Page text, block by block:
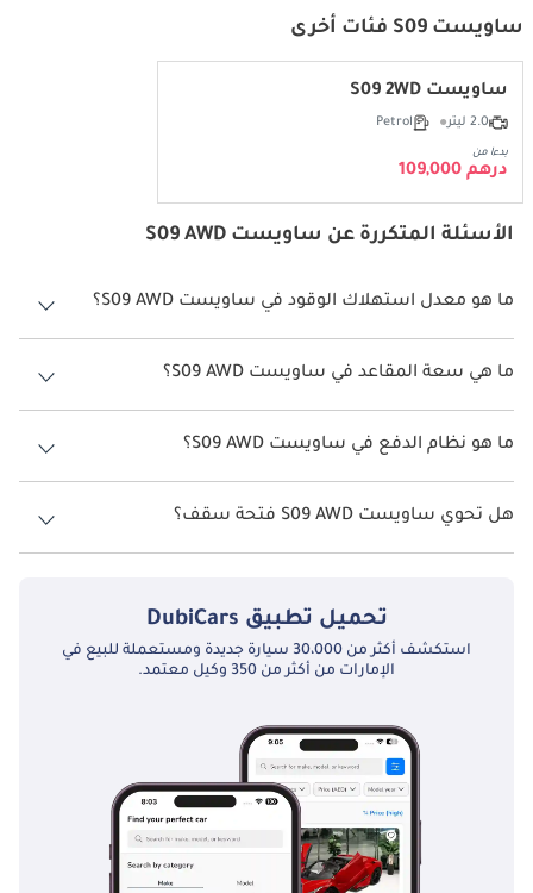
ساويست S09 فئات أخرى
ساويست S09 2WD
2.0 ليتر Petrol
بدءا من
درهم 109,000
الأسئلة المتكررة عن ساويست S09 AWD
ما هو معدل استهلاك الوقود في ساويست S09 AWD؟
يبلغ معدل استهلاك الوقود المقترح من الشركة المصنعة لسيارة ساويست
S09 2026 من 10 كم/ليتر.
ما هي سعة المقاعد في ساويست S09 AWD؟
تتسع ساويست S09 AWD لأ 7 أشخاص.
ما هو نظام الدفع في ساويست S09 AWD؟
نظام الدفع في ساويست S09 All Wheel Drive AWD.
هل تحوي ساويست S09 AWD فتحة سقف؟
نعم توفر ساويست S09 AWD فتحة السقف كخيار.
تحميل تطبيق DubiCars
استكشف أكثر من 30،000 سيارة جديدة ومستعملة للبيع في
الإمارات من أكثر من 350 وكيل معتمد.